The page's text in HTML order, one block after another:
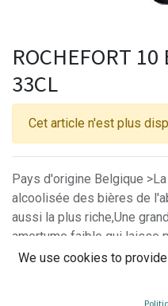
ROCHEFORT 10
33CL
Cet article n'est plus
Pays d'origine Belgique
alcoolisée des bières de
aussi la plus riche,Une
amertume faible qui laisse
fruitées. Le corps est
We use cookies to